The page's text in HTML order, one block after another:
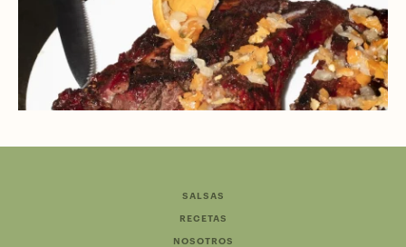
SALSAS
RECETAS
NOSOTROS